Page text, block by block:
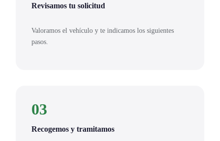
Revisamos tu solicitud
Valoramos el vehículo y te indicamos los siguientes
pasos.
03
Recogemos y tramitamos